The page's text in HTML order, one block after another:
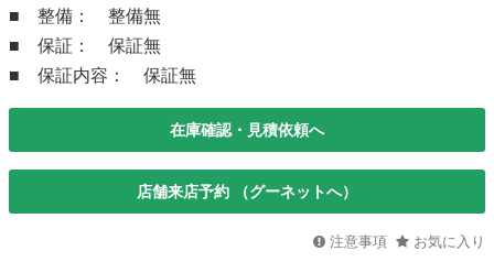
■ 整備： 整備無
■ 保証： 保証無
■ 保証内容： 保証無
在庫確認・見積依頼へ
店舗来店予約 （グーネットへ）
注意事項 お気に入り